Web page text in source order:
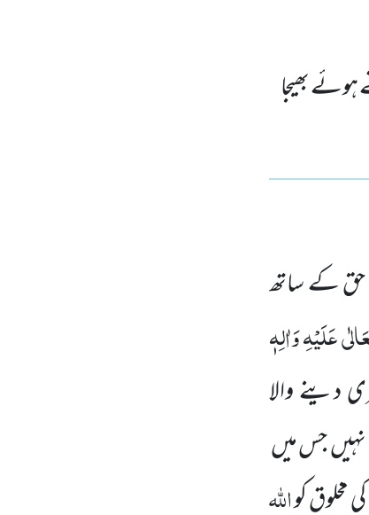
بھیجا
کے ساتھ
عَلَیْہِ وَاٰلِہٖ
دینے والا
نہیں جس میں
مخلوق کواللہ